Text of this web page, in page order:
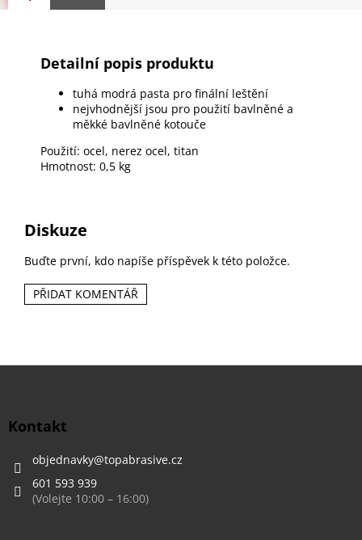
Detailní popis produktu
tuhá modrá pasta pro finální leštění
nejvhodnější jsou pro použití bavlněné a
měkké bavlněné kotouče
Použití: ocel, nerez ocel, titan
Hmotnost: 0,5 kg
Diskuze
Buďte první, kdo napíše příspěvek k této položce.
PŘIDAT KOMENTÁŘ
Z
Kontakt
objednavky@topabrasive.cz
601 593 939